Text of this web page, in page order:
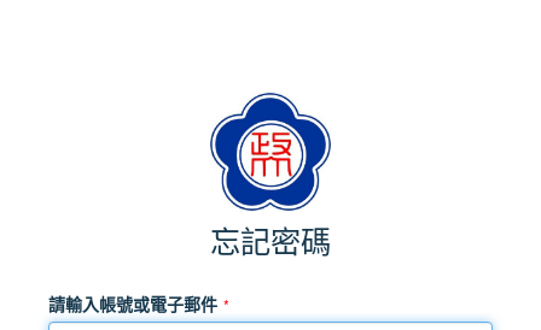
忘記密碼
請輸入帳號或電子郵件